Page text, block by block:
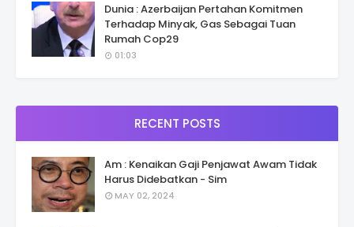
Dunia : Azerbaijan Pertahan Komitmen
Terhadap Minyak, Gas Sebagai Tuan
Rumah Cop29
01:03
RECENT POSTS
Am : Kenaikan Gaji Penjawat Awam Tidak
Harus Didebatkan - Sim
MAY 02, 2024